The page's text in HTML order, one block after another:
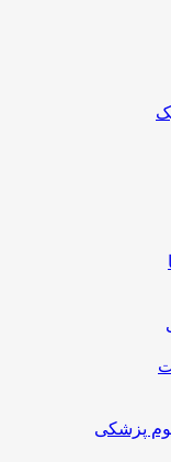
پزشکی